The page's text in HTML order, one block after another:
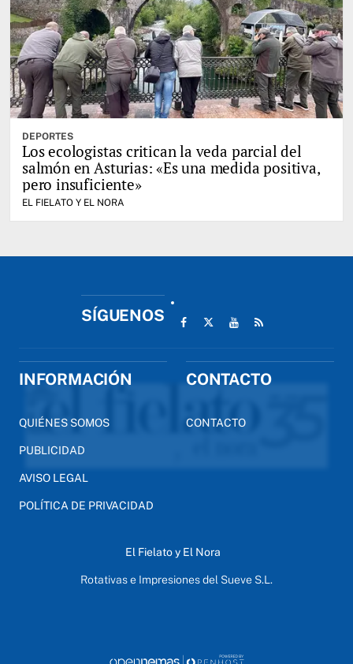
DEPORTES
Los ecologistas critican la veda parcial del
salmón en Asturias: «Es una medida positiva,
pero insuficiente»
EL FIELATO Y EL NORA
SÍGUENOS
INFORMACIÓN
QUIÉNES SOMOS
PUBLICIDAD
AVISO LEGAL
POLÍTICA DE PRIVACIDAD
CONTACTO
CONTACTO
El Fielato y El Nora
Rotativas e Impresiones del Sueve S.L.